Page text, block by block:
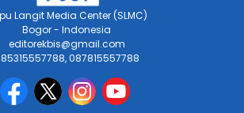
Langit Media Center (SLMC)
Bogor - Indonesia
editorekbis@gmail.com
087815557788